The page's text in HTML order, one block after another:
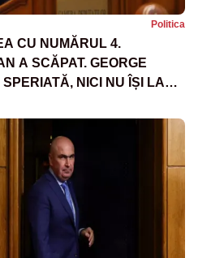
Politica
CU NUMĂRUL 4.
A SCĂPAT. GEORGE
NICI NU ÎȘI LASĂ